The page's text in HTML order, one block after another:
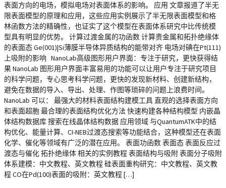
表面方向的电场，模拟电场对表面体系的影响。 应用 文章报道了半无
限表面模型的原理和应用，这些应用实例展示了半无限表面模型和格
林函数方法的精确性，也证实了这个模型在表面体系研究中比传统模
型具有明显的优势。 计算过渡金属的功函数 计算贵金属和拓扑绝缘体
的表面态 Ge(001)|Si薄膜半导体异质结构的能带对齐 电场对碘在Pt(111)
上吸附的影响 NanoLab高级图形用户界面：专注于研究，更快获得结
果 NanoLab 图形用户界面丰富易用的功能可以让用户专注于研究项目
的科学问题，专心思考科学问题，更快的发现新材料、创建新结构，
避免在数据的导入、导出、处理、作图等琐碎的问题上浪费时间。
NanoLab 可以： 最强大的材料表面结构建模工具 直观的选择表面方向
和表面超胞 最合理的表面结构优化方法 快速构建各种结构模型 内嵌晶
体结构数据库 搜索在线晶体结构数据 应用领域 与QuantumATK中的结
构优化、能量计算、CI-NEB过渡态搜索等功能结合，这种模型还在表面
化学、催化等领域有广泛的潜在应用。 表面功函数 表面态 表面反应过
渡态与催化 拓扑绝缘体 相关的实例教程 表面结构与吸附 表面分子吸附
体系建模：中文教程、英文教程 硅表面重构研究：中文教程、英文教
程 CO在Pd(100)表面的吸附：英文教程 […]